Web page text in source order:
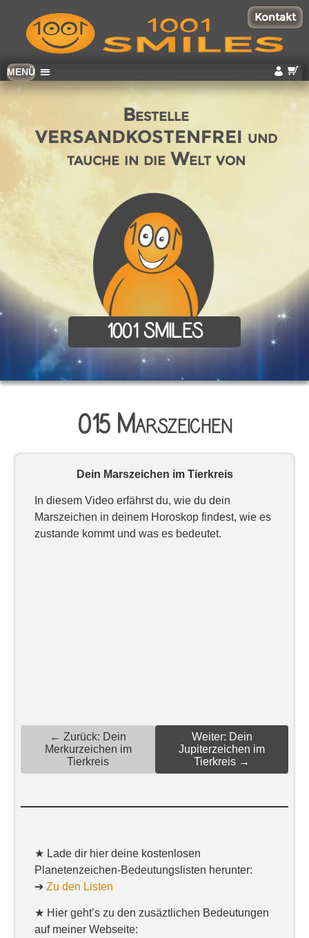
Kontakt
Zum
Inhalt
wechseln
MENÜ
Bestelle
VERSANDKOSTENFREI und
tauche in die Welt von
1001 SMILES
015 Marszeichen
Dein Marszeichen im Tierkreis
In diesem Video erfährst du, wie du dein
Marszeichen in deinem Horoskop findest, wie es
zustande kommt und was es bedeutet.
← Zurück: Dein
Merkurzeichen im
Tierkreis
Weiter: Dein
Jupiterzeichen im
Tierkreis →
★ Lade dir hier deine kostenlosen
Planetenzeichen-Bedeutungslisten herunter:
➔ Zu den Listen
★ Hier geht’s zu den zusäztlichen Bedeutungen
auf meiner Webseite: